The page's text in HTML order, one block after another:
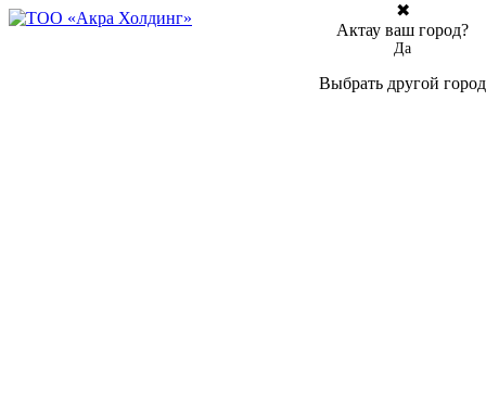
✖
Актау ваш город?
Да
Выбрать другой город